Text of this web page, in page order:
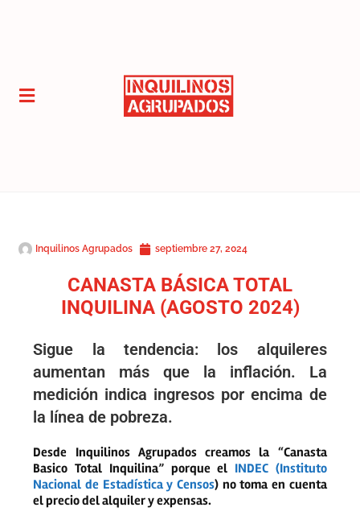
Inquilinos Agrupados septiembre 27, 2024
CANASTA BÁSICA TOTAL
INQUILINA (AGOSTO 2024)
Sigue la tendencia: los alquileres
aumentan más que la inflación. La
medición indica ingresos por encima de
la línea de pobreza.
Desde Inquilinos Agrupados creamos la “Canasta
Basico Total Inquilina” porque el INDEC (Instituto
Nacional de Estadística y Censos) no toma en cuenta
el precio del alquiler y expensas.